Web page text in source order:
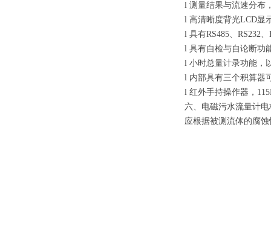
l 测量结果与流速分布
l 高清晰度背光LCD显
l 具有RS485、RS232
l 具有自检与自论断功
l 小时总量计录功能，
l 内部具有三个积算器
l 红外手持操作器，
六、电磁污水流量计
应根据被测流体的腐